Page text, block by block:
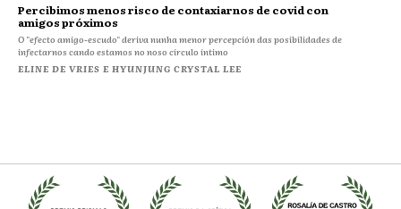
Percibimos menos risco de contaxiarnos de covid con
amigos próximos
O "efecto amigo-escudo" deriva nunha menor percepción das posibilidades de
infectarnos cando estamos no noso círculo íntimo
ELINE DE VRIES E HYUNJUNG CRYSTAL LEE